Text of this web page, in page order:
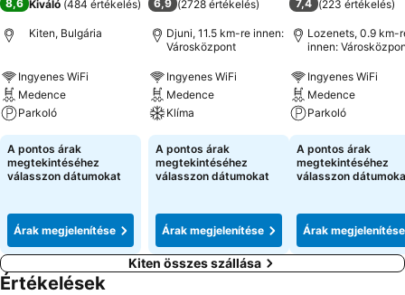
8,6 Kiváló (484 értékelés)
Kiten, Bulgária
Ingyenes WiFi
Medence
Parkoló
A pontos árak
megtekintéséhez
válasszon dátumokat
Árak megjelenítése
6,9 (2728 értékelés)
Djuni, 11.5 km-re innen:
Városközpont
Ingyenes WiFi
Medence
Klíma
A pontos árak
megtekintéséhez
válasszon dátumokat
Árak megjelenítése
7,4 (223 értékelés)
Lozenets, 0.9 km-
innen:
Ingyenes WiFi
Medence
Parkoló
A pontos árak
megtekintéséhez
válasszon
Árak megjelenítése
Kiten összes szállása
Értékelések